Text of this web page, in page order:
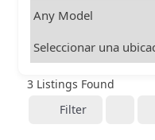
3 Listings Found
Filter